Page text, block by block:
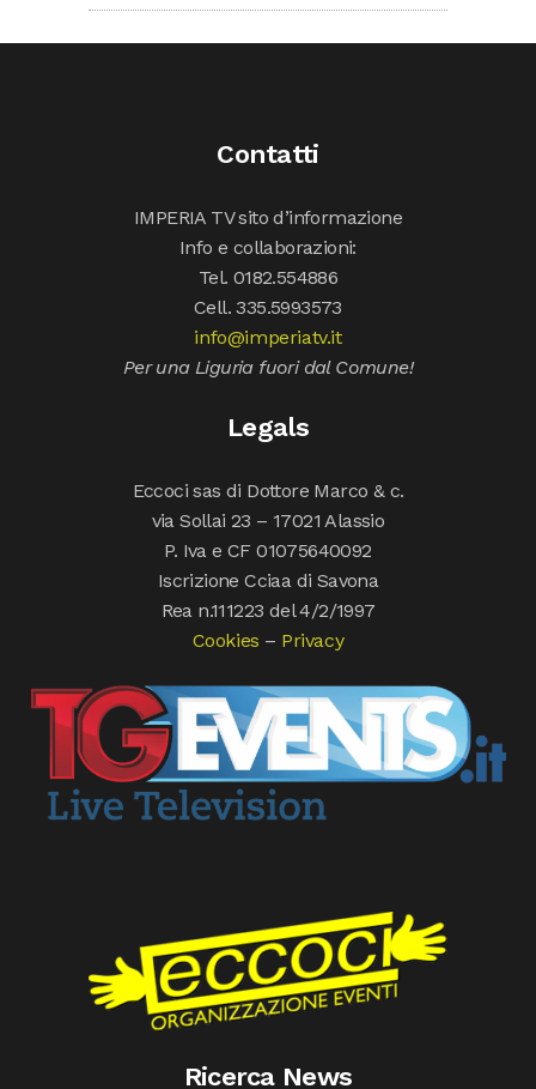
Contatti
IMPERIA TV sito d’informazione
Info e collaborazioni:
Tel. 0182.554886
Cell. 335.5993573
info@imperiatv.it
Per una Liguria fuori dal Comune!
Legals
Eccoci sas di Dottore Marco & c.
via Sollai 23 – 17021 Alassio
P. Iva e CF 01075640092
Iscrizione Cciaa di Savona
Rea n.111223 del 4/2/1997
Cookies – Privacy
Ricerca News